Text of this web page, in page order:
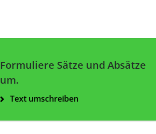
Formuliere Sätze und Absätze
um.
Text umschreiben